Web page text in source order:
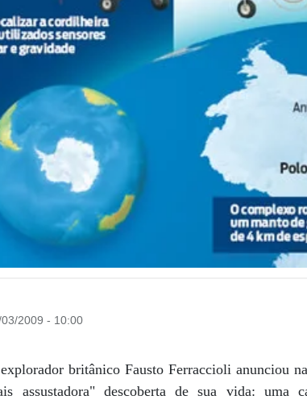
2009 - 10:00
britânico Fausto Ferraccioli anunciou
assustadora" descoberta de sua vida: uma